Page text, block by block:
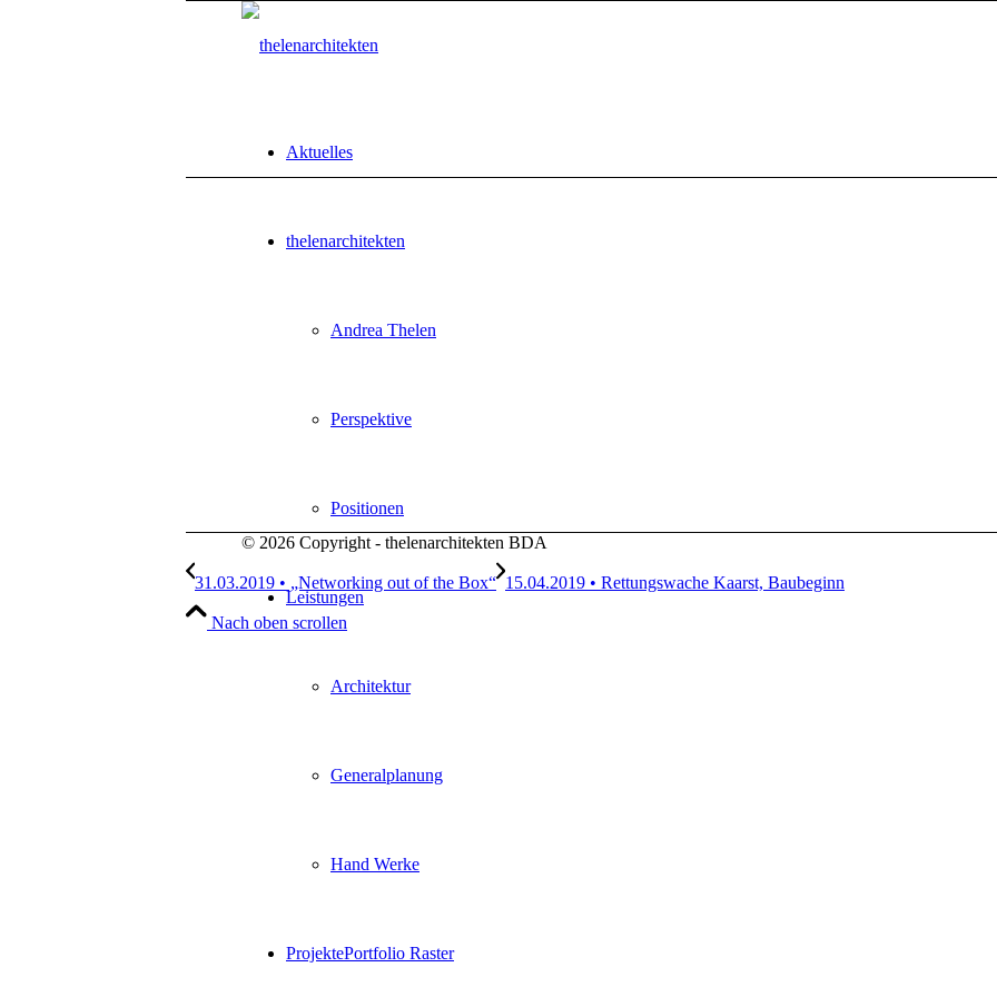
Aktuelles
thelenarchitekten
Andrea Thelen
Perspektive
Positionen
Leistungen
Architektur
Generalplanung
Hand Werke
ProjektePortfolio Raster
© 2026 Copyright - thelenarchitekten BDA
31.03.2019 • „Networking out of the Box“ 15.04.2019 • Rettungswache Kaarst, Baubeginn
Nach oben scrollen